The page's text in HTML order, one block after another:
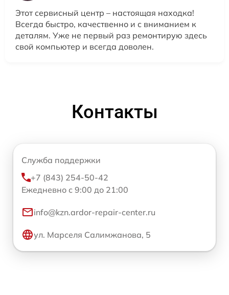
Этот сервисный центр – настоящая находка!
Всегда быстро, качественно и с вниманием к
деталям. Уже не первый раз ремонтирую здесь
свой компьютер и всегда доволен.
Контакты
Служба поддержки
+7 (843) 254-50-42
Ежедневно с 9:00 до 21:00
info@kzn.ardor-repair-center.ru
ул. Марселя Салимжанова, 5